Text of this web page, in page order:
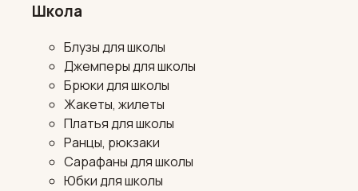
Школа
Блузы для школы
Джемперы для школы
Брюки для школы
Жакеты, жилеты
Платья для школы
Ранцы, рюкзаки
Сарафаны для школы
Юбки для школы